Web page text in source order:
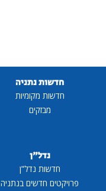
חדשות נתניה
חדשות מקומיות
מבזקים
נדל"ן
חדשות נדל"ן
פרויקטים חדשים בנתניה